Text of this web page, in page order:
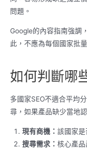
問題。
Google的內容指南強調
此，不應為每個國家批
如何判斷哪
多國家SEO不適合平均
尋，如果產品缺少當地
現有商機： 該國家是
搜尋需求： 核心產